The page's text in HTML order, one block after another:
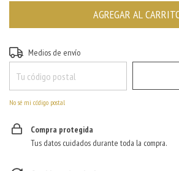
Entregas para el CP:
Medios de envío
No sé mi código postal
Compra protegida
Tus datos cuidados durante toda la compra.